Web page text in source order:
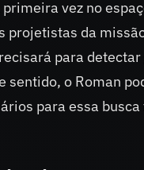
vez no
projetistas da
para
o Roman
para essa